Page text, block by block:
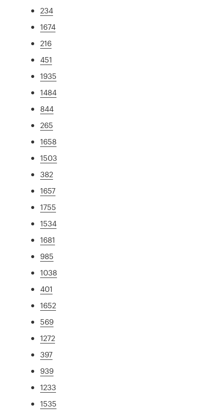
234
1674
216
451
1935
1484
844
265
1658
1503
382
1657
1755
1534
1681
985
1038
401
1652
569
1272
397
939
1233
1535